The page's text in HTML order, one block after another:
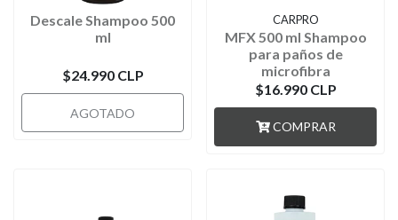
Descale Shampoo 500
ml
$24.990 CLP
AGOTADO
CARPRO
MFX 500 ml Shampoo
para paños de
microfibra
$16.990 CLP
COMPRAR